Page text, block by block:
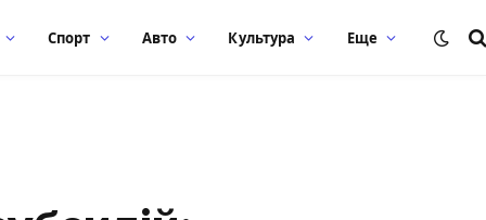
Спорт Авто Культура Еще